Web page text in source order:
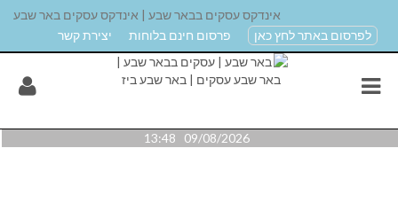
אינדקס עסקים בבאר שבע | אינדקס עסקים באר שבע
לפרסום באתר לחץ כאן
פרסום חינם בלוחות יצירת קשר
09/08/2026 13:48